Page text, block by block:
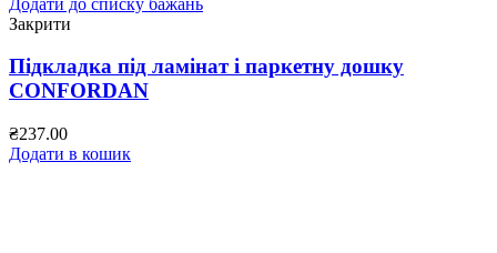
Закрити
Підкладка під ламінат і паркетну дошку
CONFORDAN
₴237.00
Додати в кошик